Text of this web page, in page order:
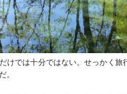
けでは十分ではない。せっかく
。